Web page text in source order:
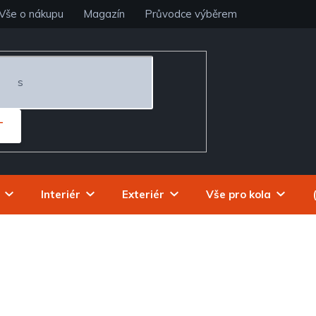
o nákupu Magazín Průvodce výběrem
Interiér Exteriér Vše pro kola